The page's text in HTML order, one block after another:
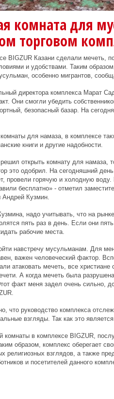
комната для
торговом
BIGZUR Казани сделали мечеть,
и удобствами. Таким
особенно мигрантов,
директора комплекса Марат
Они смогли убедить
безопасный базар. На
для намаза, в комплексе
книги и другие надобности.
открыть комнату для намаза,
это одобрил. На сегодняшний
провели горячую и холодную
бесплатно» - отметил
Андрей Кузмин.
надо учитывать, что на
пять раз в день. Если они
рабочие места.
навстречу мусульманам. Для
важен человеческий фактор.
атаковать мечеть, все
А когда мечеть была
факт меня задел очень сильно,
что руководство комплекса
взгляды. Так как это
комнаты в комплексе BIGZUR,
образом, комплекс оберегает
религиозных взглядов, а также
и посетителей данного